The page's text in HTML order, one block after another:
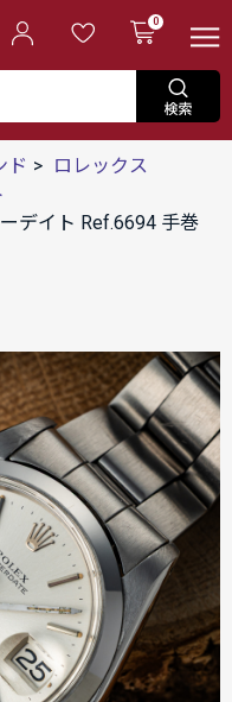
0
ド
ロレックス
デイト Ref.6694 手巻